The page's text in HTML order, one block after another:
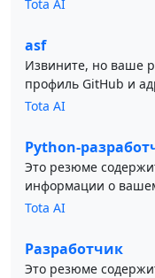
Tota AI
asf
Извините, но ваше
профиль GitHub и
Tota AI
Python-
Это резюме
информации о
Tota AI
Разработчик
Это резюме